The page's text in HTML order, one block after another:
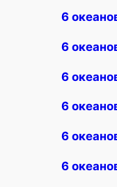
6
6
6
6
6
6